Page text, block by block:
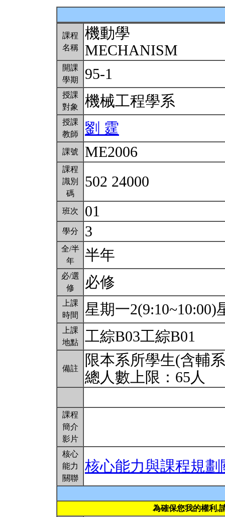
課程
名稱
機動學
MECHANISM
開課
學期
95-1
授課
對象
機械工程學系
授課
教師
劉 霆
課號 ME2006
課程
識別
碼
502 24000
班次 01
學分 3
全/半
年
半年
必/選
修
必修
上課
時間
星期一2(9:10~10:00)
上課
地點
工綜B03工綜B01
備註
限本系所學生(含輔
總人數上限：65人
課程
簡介
影片
核心
能力
關聯
核心能力與課程規劃
為確保您我的權利,